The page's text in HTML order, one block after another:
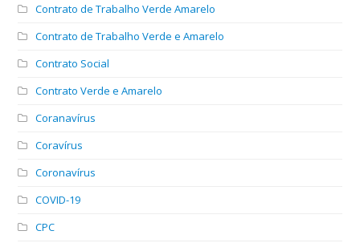
Contrato de Trabalho Verde Amarelo
Contrato de Trabalho Verde e Amarelo
Contrato Social
Contrato Verde e Amarelo
Coranavírus
Coravírus
Coronavírus
COVID-19
CPC